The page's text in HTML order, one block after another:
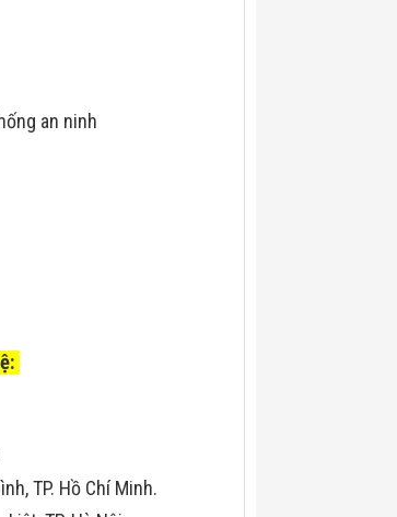
an ninh
TP. Hồ Chí Minh.